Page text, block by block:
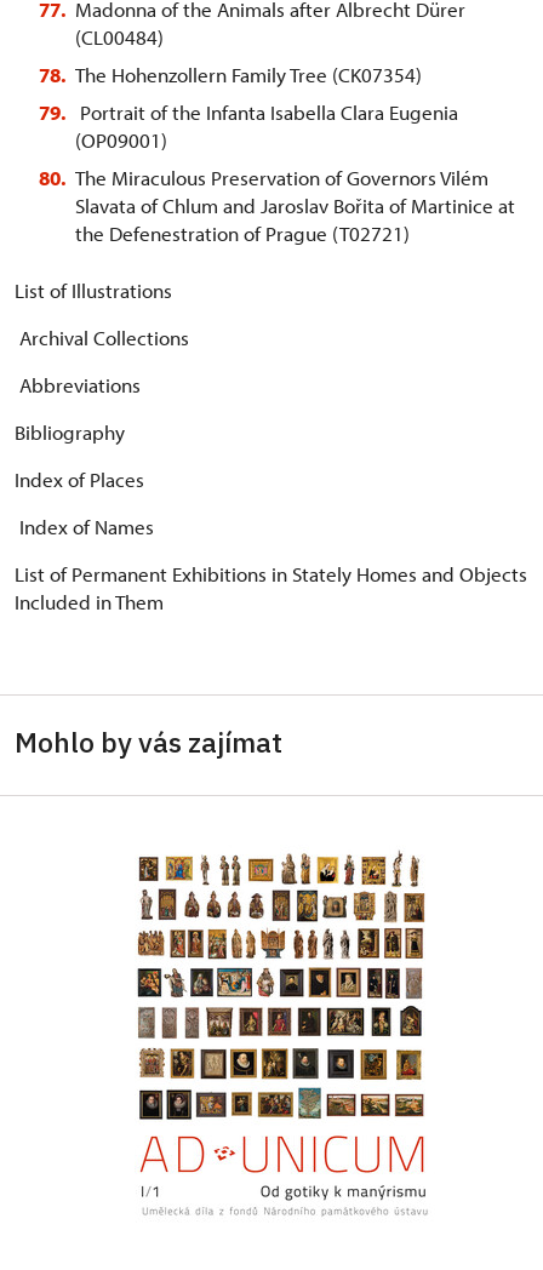
Madonna of the Animals after Albrecht Dürer
(CL00484)
The Hohenzollern Family Tree (CK07354)
Portrait of the Infanta Isabella Clara Eugenia
(OP09001)
The Miraculous Preservation of Governors Vilém
Slavata of Chlum and Jaroslav Bořita of Martinice at
the Defenestration of Prague (T02721)
List of Illustrations
Archival Collections
Abbreviations
Bibliography
Index of Places
Index of Names
List of Permanent Exhibitions in Stately Homes and Objects
Included in Them
Mohlo by vás zajímat